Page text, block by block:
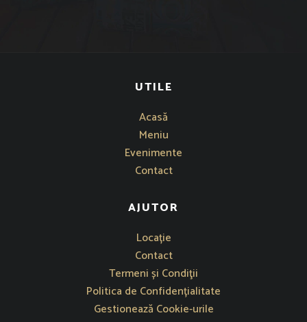
UTILE
Acasă
Meniu
Evenimente
Contact
AJUTOR
Se deschide într-o fereastră nouă
Locație
Contact
Termeni și Condiţii
Politica de Confidențialitate
Gestionează Cookie-urile